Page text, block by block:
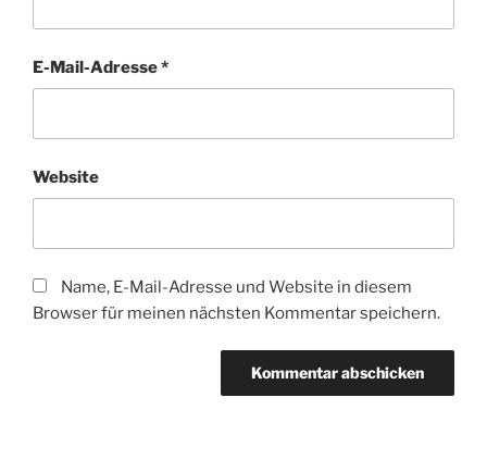
E-Mail-Adresse*
Website
Name, E-Mail-Adresse und Website in diesem
Browser für meinen nächsten Kommentar speichern.